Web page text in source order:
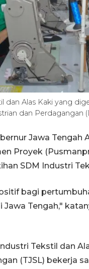
dan Alas Kaki yang
dan Perdagangan
Jawa
Proyek
SDM Industri
bagi
Jawa Tengah,"
Tekstil dan
(TJSL) bekerja